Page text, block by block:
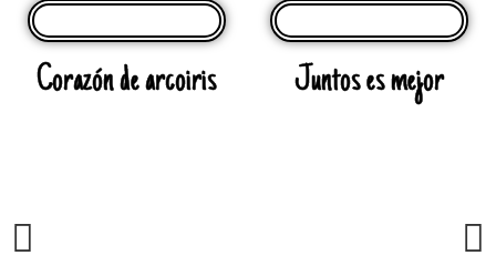
Corazón de arcoiris Juntos es mejor